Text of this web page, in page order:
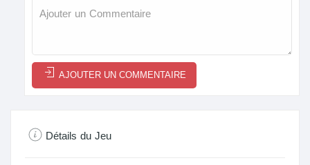
AJOUTER UN COMMENTAIRE
Détails du Jeu